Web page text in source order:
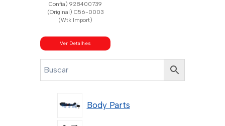
Confia) 928400739
(Original) C56-0003
(Wtk Import)
Ver Detalhes
Body Parts